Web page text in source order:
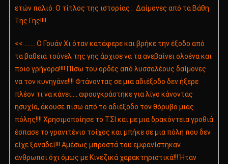
ετών παλιό. Ο τίτλος της ιστορίας : Δαίμονες από τα Βάθη
Της Γης!!!!
<< ……. Ο Γουάν Χι όταν κατάφερε και βρήκε την έξοδο από
τα βαθειά τούνελ της γης άρχισε να τα ανεβαίνει ολοένα και
ποιο γρήγορα!!!! Πίσω του ορδές από λυσσαλέους δαίμονες
να τον κυνηγάνε!!!! Φτάνοντας σε μια αδιέξοδο δεν ήξερε
πλέον τι να κάνει…. αφουγκράστηκε για λίγο κάνοντας
ησυχία, άκουσε πίσω από το αδιέξοδο τον θόρυβο μιας
πόλης!!!! Χρησιμοποίησε το ΤΣΙ και με μια δρακόντεια γροθιά
έσπασε το γρανιτένιο τοίχος και μπήκε σε μια πόλη που δεν
είχε ξαναδεί!!! Αμέσως μπροστά του εμφανίστηκαν
άνθρωποι όχι όμως με Κινεζικά χαρακτηριστικά!!! Ήταν